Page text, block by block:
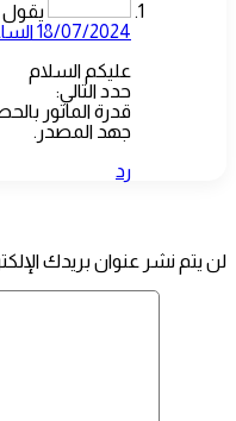
يقول
18/07/2024 الساعة 10:22 ص
عليكم السلام
حدد التالي:
جهد المصدر.
رد
لن يتم نشر عنوان بريدك